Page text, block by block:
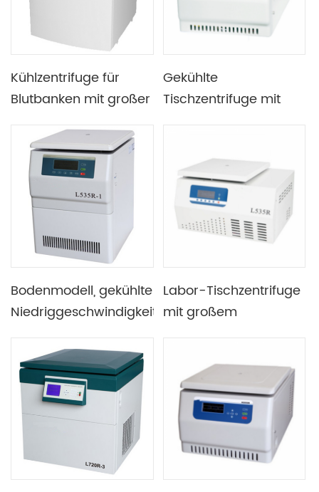
Kühlzentrifuge für
Blutbanken mit großer
Gekühlte
Tischzentrifuge mit
Genetischen Biologie,
der klinischen Medizin
und der Zytologie
Bodenmodell, gekühlte
Niedriggeschwindigkeitszentrifuge
Routineprogrammen
Labor-Tischzentrifuge
mit großem